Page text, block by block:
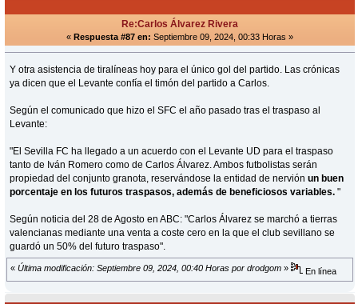
Re:Carlos Álvarez Rivera
« Respuesta #87 en: Septiembre 09, 2024, 00:33 Horas »
Y otra asistencia de tiralíneas hoy para el único gol del partido. Las crónicas
ya dicen que el Levante confía el timón del partido a Carlos.
Según el comunicado que hizo el SFC el año pasado tras el traspaso al
Levante:
"El Sevilla FC ha llegado a un acuerdo con el Levante UD para el traspaso
tanto de Iván Romero como de Carlos Álvarez. Ambos futbolistas serán
propiedad del conjunto granota, reservándose la entidad de nerviónun buen
porcentaje en los futuros traspasos, además de beneficiosos variables."
Según noticia del 28 de Agosto en ABC: "Carlos Álvarez se marchó a tierras
valencianas mediante una venta a coste cero en la que el club sevillano se
guardó un 50% del futuro traspaso".
« Última modificación: Septiembre 09, 2024, 00:40 Horas por drodgom » En línea